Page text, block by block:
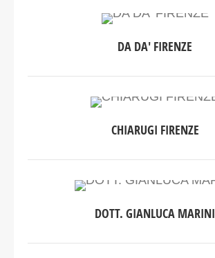
DA DA' FIRENZE
CHIARUGI FIRENZE
DOTT. GIANLUCA MARINI